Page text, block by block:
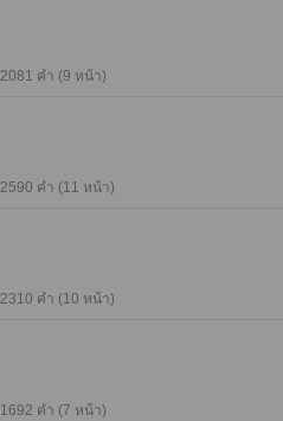
2081 คำ (9 หน้า)
2590 คำ (11 หน้า)
2310 คำ (10 หน้า)
1692 คำ (7 หน้า)